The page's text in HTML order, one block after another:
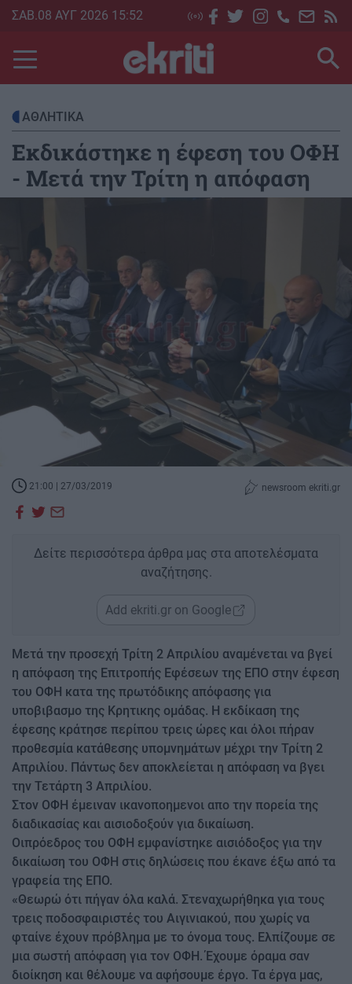
Skip
main
content
ΣΑΒ.08 ΑΥΓ 2026 15:52
ΑΘΛΗΤΙΚΑ
Εκδικάστηκε η έφεση του ΟΦΗ
- Μετά την Τρίτη η απόφαση
21:00 | 27/03/2019 newsroom ekriti.gr
Δείτε περισσότερα άρθρα μας στα αποτελέσματα
αναζήτησης.
Add ekriti.gr on Google
Μετά την προσεχή Τρίτη 2 Απριλίου αναμένεται να βγεί
η απόφαση της Επιτροπής Εφέσεων της ΕΠΟ στην έφεση
του ΟΦΗ κατα της πρωτόδικης απόφασης για
υποβιβασμο της Κρητικης ομάδας. Η εκδίκαση της
έφεσης κράτησε περίπου τρεις ώρες και όλοι πήραν
προθεσμία κατάθεσης υπομνημάτων μέχρι την Τρίτη 2
Απριλίου. Πάντως δεν αποκλείεται η απόφαση να βγει
την Τετάρτη 3 Απριλίου.
Στον ΟΦΗ έμειναν ικανοποημενοι απο την πορεία της
διαδικασίας και αισιοδοξούν για δικαίωση.
Οιπρόεδρος του ΟΦΗ εμφανίστηκε αισιόδοξος για την
δικαίωση του ΟΦΗ στις δηλώσεις που έκανε έξω από τα
γραφεία της ΕΠΟ.
«Θεωρώ ότι πήγαν όλα καλά. Στεναχωρήθηκα για τους
τρεις ποδοσφαιριστές του Αιγινιακού, που χωρίς να
φταίνε έχουν πρόβλημα με το όνομα τους. Ελπίζουμε σε
μια σωστή απόφαση για τον ΟΦΗ. Έχουμε όραμα σαν
διοίκηση και θέλουμε να αφήσουμε έργο. Τα έργα μας,